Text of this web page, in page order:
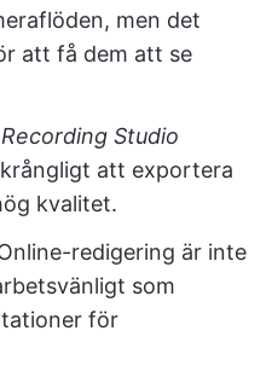
men det
att få dem att se
Recording Studio
att exportera
kvalitet.
redigering är inte
som
för